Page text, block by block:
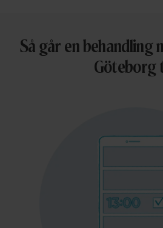
Så går en behandling
Göteborg